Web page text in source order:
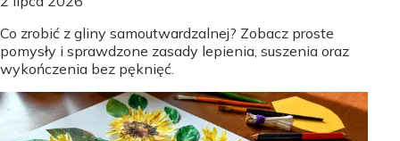
Co zrobić z gliny samoutwardzalnej? Zobacz proste
pomysły i sprawdzone zasady lepienia, suszenia oraz
wykończenia bez pęknięć.